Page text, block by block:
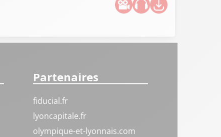
Partenaires
fiducial.fr
lyoncapitale.fr
olympique-et-lyonnais.com